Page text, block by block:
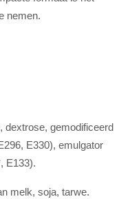
nemen.
dextrose, gemodificeerd
E330), emulgator
E133).
melk, soja, tarwe.